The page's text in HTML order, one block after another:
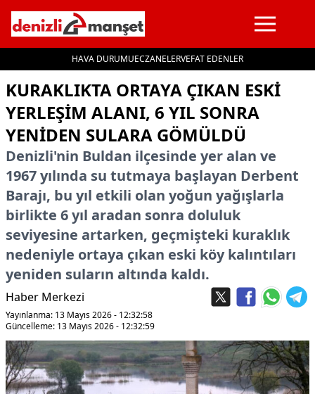
HAVA DURUMUECZANELERVEFAT EDENLER
KURAKLIKTA ORTAYA ÇIKAN ESKI
YERLEŞIM ALANI, 6 YIL SONRA
YENIDEN SULARA GÖMÜLDÜ
Denizli'nin Buldan ilçesinde yer alan ve
1967 yılında su tutmaya başlayan Derbent
Barajı, bu yıl etkili olan yoğun yağışlarla
birlikte 6 yıl aradan sonra doluluk
seviyesine artarken, geçmişteki kuraklık
nedeniyle ortaya çıkan eski köy kalıntıları
yeniden suların altında kaldı.
Haber Merkezi
Yayınlanma: 13 Mayıs 2026 - 12:32:58
Güncelleme: 13 Mayıs 2026 - 12:32:59